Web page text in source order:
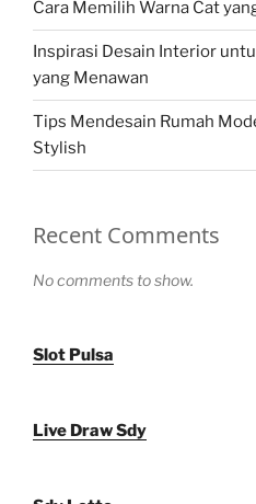
Cara Memilih Warna Cat
Inspirasi Desain Interior
yang Menawan
Tips Mendesain Rumah
Stylish
Recent Comments
No comments to show.
Slot Pulsa
Live Draw Sdy